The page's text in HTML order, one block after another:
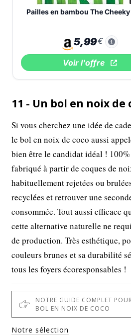
Pailles en bambou The
5,99€
Voir l'offre
11 - Un bol en noix de
Si vous cherchez une idée de
le bol en noix de coco aussi
bien être le candidat idéal !
fabriqué à partir de coques de
habituellement rejetées ou
recyclées et retrouver une
consommée. Tout aussi efficace
cette alternative naturelle ne
de production. Très esthétique,
couleurs brunes et sa durabilité
tous les foyers écoresponsables !
NOTRE GUIDE COMPLET
BOL EN NOIX DE COCO
Notre sélection